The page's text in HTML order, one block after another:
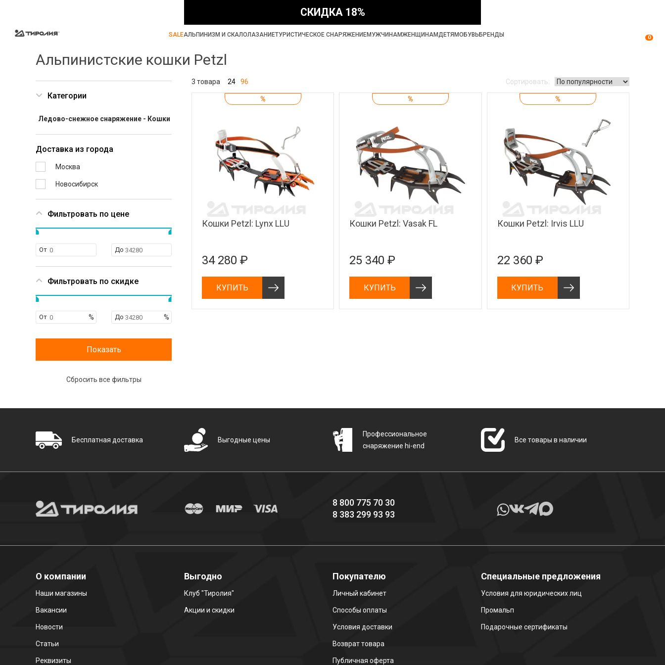
СКИДКА 18%
SALEАЛЬПИНИЗМ И СКАЛОЛАЗАНИЕТУРИСТИЧЕСКОЕ СНАРЯЖЕНИЕМУЖЧИНАМЖЕНЩИНАМДЕТЯМОБУВЬ БРЕНДЫ 0
Альпинистские кошки Petzl
Категории
Ледово-снежное снаряжение - Кошки
Доставка из города
Москва
Новосибирск
Фильтровать по цене
От До
Фильтровать по скидке
От До
3 товара 24 96 Сортировать:
%
Кошки Petzl: Lynx LLU
34 280 ₽
КУПИТЬ
%
Кошки Petzl: Vasak FL
25 340 ₽
КУПИТЬ
%
Кошки Petzl: Irvis LLU
22 360 ₽
КУПИТЬ
Бесплатная доставка Выгодные цены
Профессиональное
снаряжение hi-end
Все товары в наличии
8 800 775 70 30
8 383 299 93 93
О компании
Наши магазины
Вакансии
Новости
Статьи
Реквизиты
Выгодно
Клуб "Тиролия"
Акции и скидки
Покупателю
Личный кабинет
Способы оплаты
Условия доставки
Возврат товара
Публичная оферта
Специальные предложения
Условия для юридических лиц
Промальп
Подарочные сертификаты